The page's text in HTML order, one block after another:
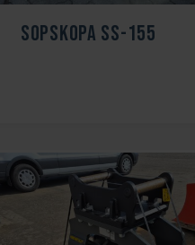
SOPSKOPA SS-155